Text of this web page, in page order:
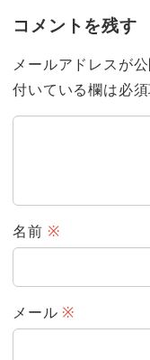
コメントを残す
メールアドレスが
付いている欄は必
名前 ※
メール ※